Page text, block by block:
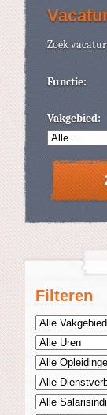
Filteren
Zoek
Functie:
Vakgebied: